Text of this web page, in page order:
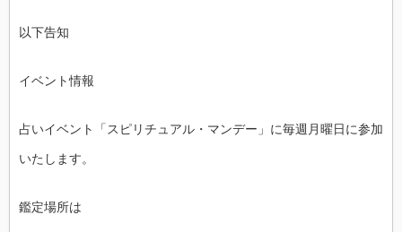
以下告知
イベント情報
占いイベント「スピリチュアル・マンデー」に毎週月曜日に参加
いたします。
鑑定場所は